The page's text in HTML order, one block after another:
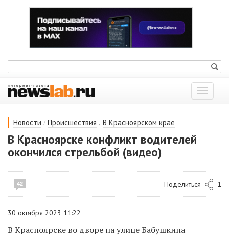
Показать
меню
Новости / Происшествия , В Красноярском крае
В Красноярске конфликт водителей
окончился стрельбой (видео)
42 Поделиться 1
30 октября 2023 11:22
В Красноярске во дворе на улице Бабушкина